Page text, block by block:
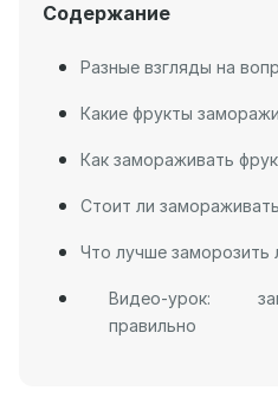
Содержание
Разные взгляды на
Какие фрукты
Как замораживать
Стоит ли
Что лучше заморозить
Видео-урок:
правильно